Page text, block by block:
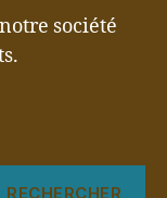
société